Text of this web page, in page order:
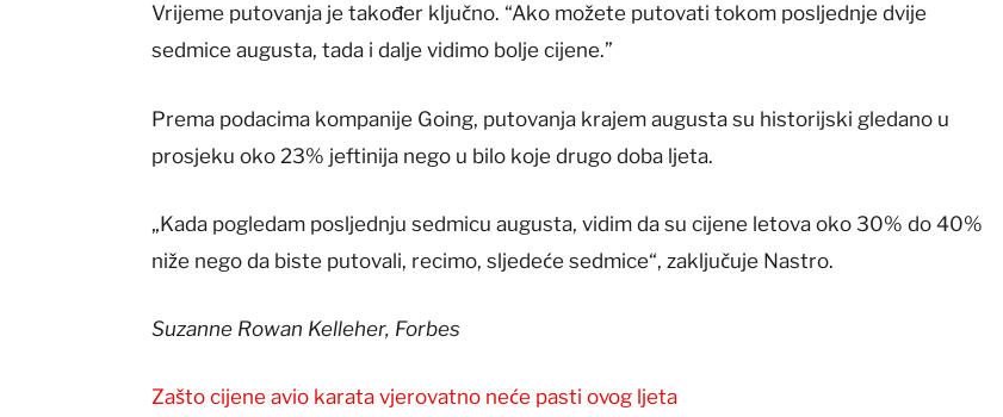
Vrijeme putovanja je također ključno. “Ako možete putovati tokom posljednje dvije
sedmice augusta, tada i dalje vidimo bolje cijene.”
Prema podacima kompanije Going, putovanja krajem augusta su historijski gledano u
prosjeku oko 23% jeftinija nego u bilo koje drugo doba ljeta.
„Kada pogledam posljednju sedmicu augusta, vidim da su cijene letova oko 30% do 40%
niže nego da biste putovali, recimo, sljedeće sedmice“, zaključuje Nastro.
Suzanne Rowan Kelleher, Forbes
Zašto cijene avio karata vjerovatno neće pasti ovog ljeta